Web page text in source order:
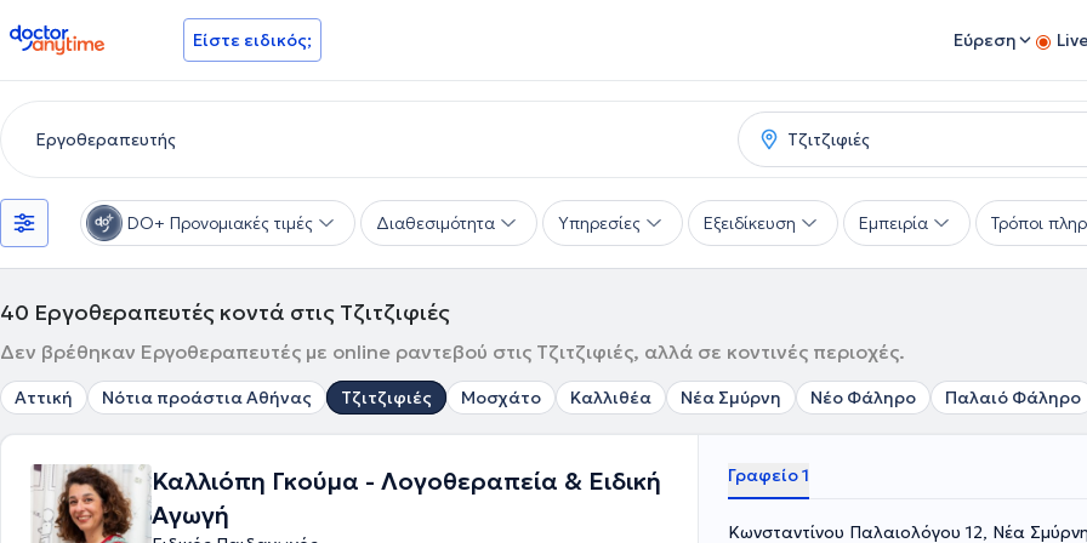
doctoranytime Είστε ειδικός; Εύρεση
DO+ Προνομιακές τιμές Διαθεσιμότητα Υπηρεσίες Εξειδίκευση Εμπειρία Τρόποι
40 Εργοθεραπευτές κοντά στις Τζιτζιφιές
Δεν βρέθηκαν Εργοθεραπευτές με online ραντεβού στις Τζιτζιφιές, αλλά σε κοντινές περιοχές.
Αττική Νότια προάστια Αθήνας Τζιτζιφιές Μοσχάτο Καλλιθέα Νέα Σμύρνη Νέο Φάληρο Παλαιό Φάληρο
Καλλιόπη Γκούμα - Λογοθεραπεία & Ειδική
Αγωγή
Γραφείο 1
Κωνσταντίνου Παλαιολόγου 12, Νέα